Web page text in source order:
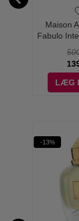
Maison
Fabulo
LÆG
-13%